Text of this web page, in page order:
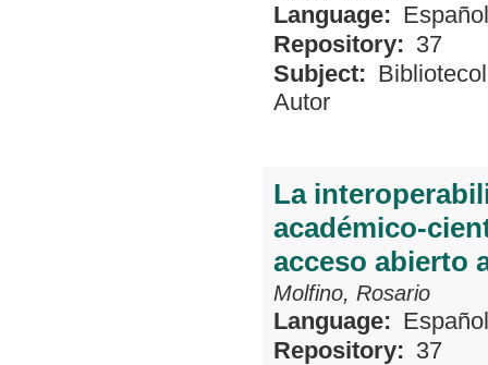
Language: Español
Repository: 37
Subject:
Autor
La
académico-
acceso abierto
Molfino, Rosario
Language: Español
Repository: 37